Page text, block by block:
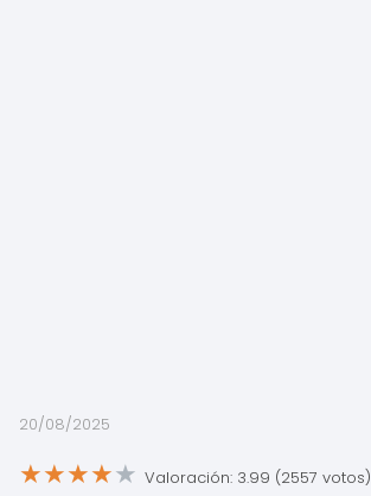
20/08/2025
★★★★★ Valoración: 3.99 (2557 votos)